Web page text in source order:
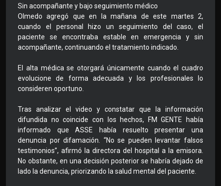
Sin acompañante y bajo seguimiento médico
Olmedo agregó que en la mañana de este martes 2,
cuando el personal hizo un seguimiento del caso, el
paciente se encontraba estable en emergencia y sin
acompañante, continuando el tratamiento indicado.
El alta médica se otorgará únicamente cuando el cuadro
evolucione de forma adecuada y los profesionales lo
consideren oportuno.
Tras analizar el video y constatar que la información
difundida no coincide con los hechos, FM GENTE había
informado que ASSE había resuelto presentar una
denuncia por difamación. “No se pueden levantar falsos
testimonios”, afirmó la directora del hospital a la emisora.
No obstante, en una decisión posterior se habría dejado de
lado la denuncia, priorizando la salud mental del paciente.